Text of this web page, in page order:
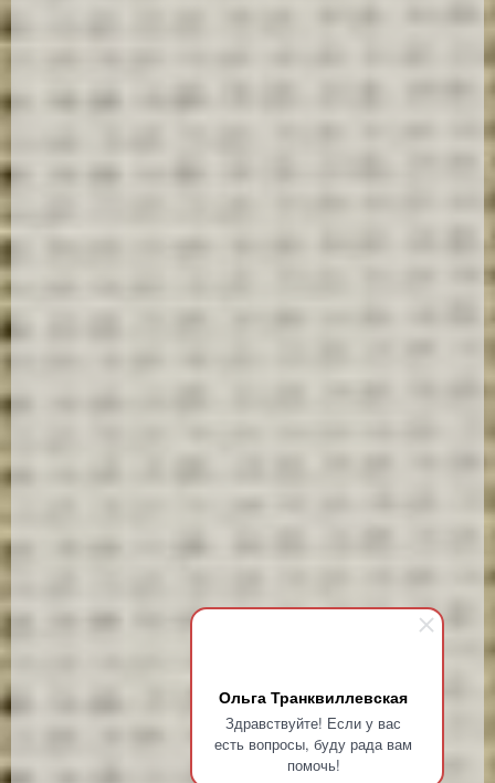
Ольга Транквиллевская
Здравствуйте! Если у вас
есть вопросы, буду рада вам
помочь!